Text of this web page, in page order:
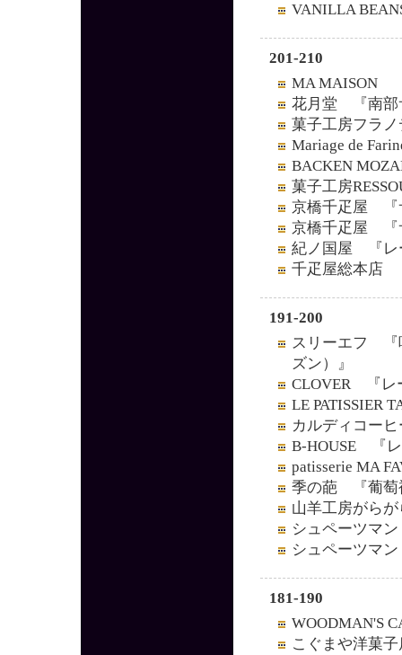
VANILLA
201-210
MA MAISON
花月堂 『南部
菓子工房フラ
Mariage de
BACKEN
菓子工房
京橋千疋屋 『
京橋千疋屋 『
紀ノ国屋 『レ
千疋屋総本店
191-200
スリーエフ 『
ズン）』
CLOVER 『レ
LE PATISSIER
カルディコー
B-HOUSE 『
patisserie MA
季の葩 『葡萄
山羊工房がら
シュペーツマ
シュペーツマ
181-190
WOODMAN'S
こぐまや洋菓